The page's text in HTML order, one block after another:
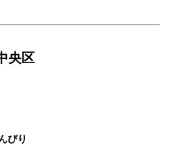
央区
びり